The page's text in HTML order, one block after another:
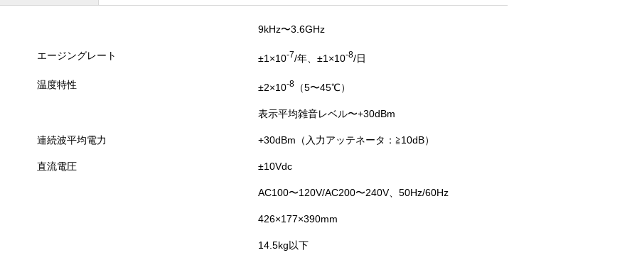
用
9kHz〜3.6GHz
エージングレート ±1×10-7/年、±1×10-8/日
温度特性 ±2×10-8 （5〜45℃）
表示平均雑音レベル〜+30dBm
連続波平均電力 +30dBm（入力アッテネータ：≧10dB）
直流電圧 ±10Vdc
AC100〜120V/AC200〜240V、50Hz/60Hz
426×177×390mm
14.5kg以下